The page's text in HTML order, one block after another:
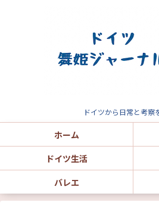
ドイツから日常と考察
ホーム
ドイツ生活
バレエ